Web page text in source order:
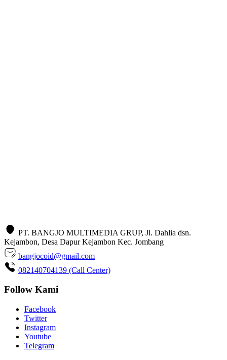
PT. BANGJO MULTIMEDIA GRUP, Jl. Dahlia dsn.
Kejambon, Desa Dapur Kejambon Kec. Jombang
bangjocoid@gmail.com
082140704139 (Call Center)
Follow Kami
Facebook
Twitter
Instagram
Youtube
Telegram